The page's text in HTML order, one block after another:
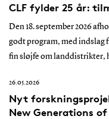
CLF fylder 25 år:
Den 18. september 2026
godt program, med indslag
fin sløjfe om landdistrikter,
26.05.2026
Nyt
New Generations of